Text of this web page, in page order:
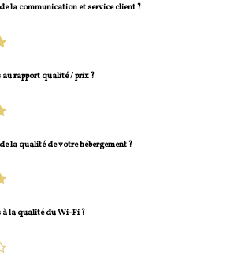
la communication et service client ?
rapport qualité / prix ?
la qualité de votre hébergement ?
à la qualité du Wi-Fi ?